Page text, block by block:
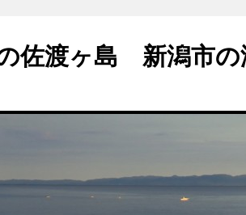
佐渡ヶ島 新潟市の